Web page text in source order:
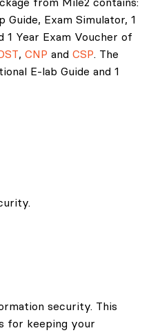
from Mile2 contains:
Exam Simulator, 1
1 Year Exam Voucher of
, CNP and CSP. The
E-lab Guide and 1
range around the
private sectors, there
Security (INFOSEC).
their future. Mile2
over 30
their corresponding
security. This
for keeping your